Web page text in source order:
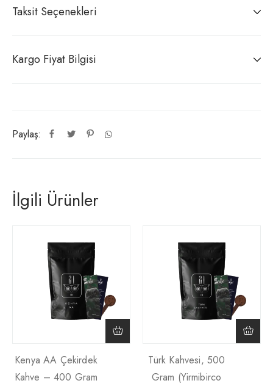
Paylaş:
Taksit Seçenekleri
Kargo Fiyat Bilgisi
İlgili Ürünler
Kenya AA Çekirdek
Kahve – 400 Gram
Türk Kahvesi, 500
Gram (yirmibirco